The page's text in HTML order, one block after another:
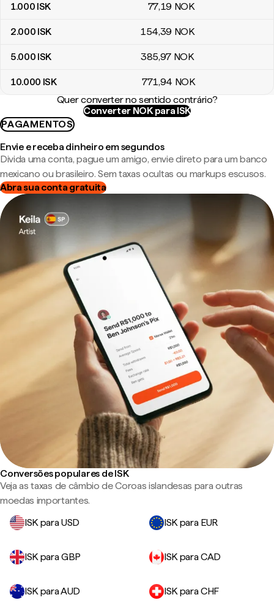
1.000 ISK 77,19 NOK
2.000 ISK 154,39 NOK
5.000 ISK 385,97 NOK
10.000 ISK 771,94 NOK
Quer converter no sentido contrário?
Converter NOK para ISK
PAGAMENTOS
Envie e receba dinheiro em segundos
Divida uma conta, pague um amigo, envie direto para um banco
mexicano ou brasileiro. Sem taxas ocultas ou markups escusos.
Abra sua conta gratuita
Conversões populares de ISK
Veja as taxas de câmbio de Coroas islandesas para outras
moedas importantes.
ISK para USD
ISK para EUR
ISK para GBP ISK para CAD
ISK para AUD ISK para CHF